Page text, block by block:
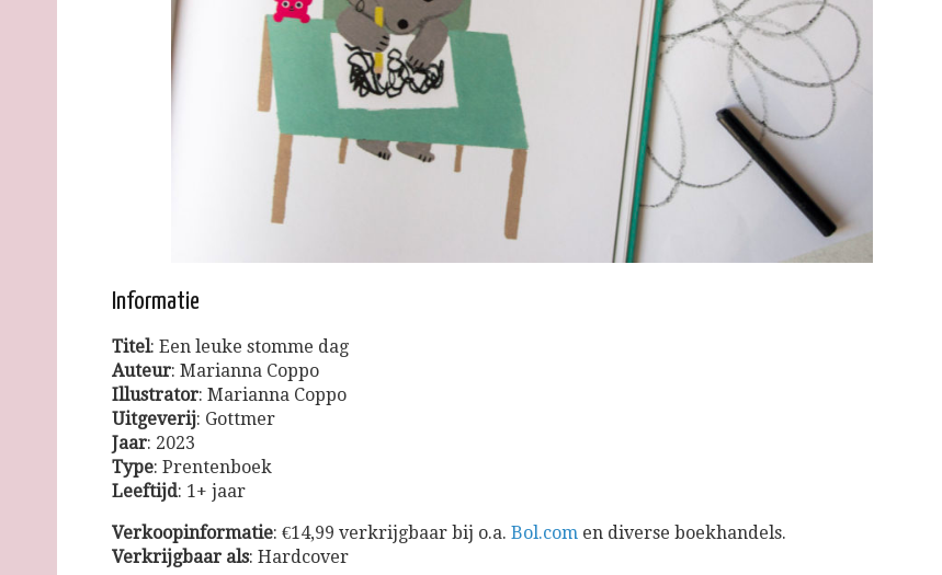
Informatie
Titel: Een leuke stomme dag
Auteur: Marianna Coppo
Illustrator: Marianna Coppo
Uitgeverij: Gottmer
Jaar: 2023
Type: Prentenboek
Leeftijd: 1+ jaar
Verkoopinformatie: €14,99 verkrijgbaar bij o.a. Bol.com en diverse boekhandels.
Verkrijgbaar als: Hardcover